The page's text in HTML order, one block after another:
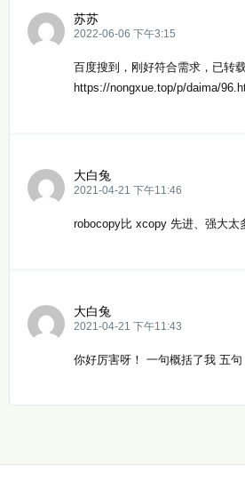
苏苏
2022-06-06 下午3:15
百度搜到，刚好符合需求，已转
https://nongxue.top/p/daima/
大白兔
2021-04-21 下午11:46
robocopy比 xcopy 先进、强大太
大白兔
2021-04-21 下午11:43
你好厉害呀！ 一句概括了我 五句